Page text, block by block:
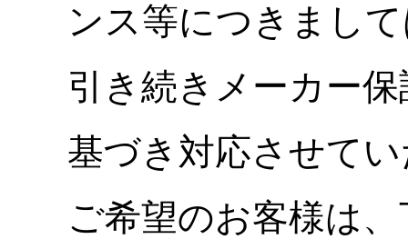
ンス等につきまし
引き続きメーカー
基づき対応させて
ご希望のお客様は